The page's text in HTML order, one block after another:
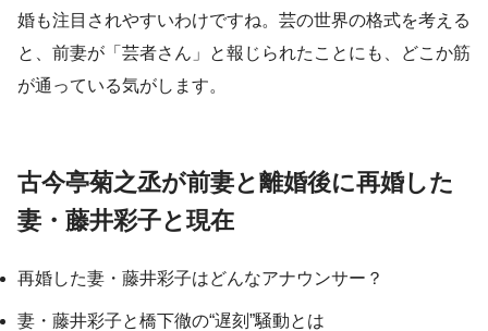
婚も注目されやすいわけですね。芸の世界の格式を考える
と、前妻が「芸者さん」と報じられたことにも、どこか筋
が通っている気がします。
古今亭菊之丞が前妻と離婚後に再婚した
妻・藤井彩子と現在
再婚した妻・藤井彩子はどんなアナウンサー？
妻・藤井彩子と橋下徹の“遅刻”騒動とは